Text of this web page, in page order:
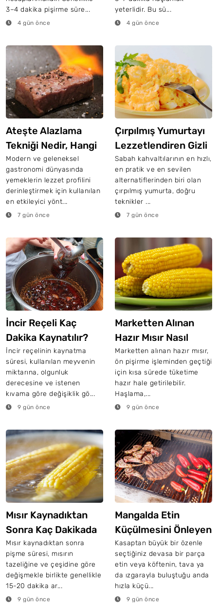
3–4 dakika pişirme süre...
4 gün önce
yeterlidir. Bu sü...
4 gün önce
Ateşte Alazlama
Tekniği Nedir, Hangi
Malzemelere Yapılır?
Modern ve geleneksel
gastronomi dünyasında
yemeklerin lezzet profilini
derinleştirmek için kullanılan
en etkileyici yönt...
7 gün önce
Çırpılmış Yumurtayı
Lezzetlendiren Gizli
Teknik Buymuş
Sabah kahvaltılarının en hızlı,
en pratik ve en sevilen
alternatiflerinden biri olan
çırpılmış yumurta, doğru
teknikler ...
7 gün önce
İncir Reçeli Kaç
Dakika Kaynatılır?
İncir reçelinin kaynatma
süresi, kullanılan meyvenin
miktarına, olgunluk
derecesine ve istenen
kıvama göre değişiklik gö...
9 gün önce
Marketten Alınan
Hazır Mısır Nasıl
Pişirilir?
Marketten alınan hazır mısır,
ön pişirme işleminden geçtiği
için kısa sürede tüketime
hazır hale getirilebilir.
Haşlama,...
9 gün önce
Mısır Kaynadıktan
Sonra Kaç Dakikada
Pişer?
Mısır kaynadıktan sonra
pişme süresi, mısırın
tazeliğine ve çeşidine göre
değişmekle birlikte genellikle
15-20 dakika ar...
9 gün önce
Mangalda Etin
Küçülmesini Önleyen
Pişirme Teknikleri
Kasaptan büyük bir özenle
seçtiğiniz devasa bir parça
etin veya köftenin, tava ya
da ızgarayla buluştuğu anda
hızla küçü...
9 gün önce